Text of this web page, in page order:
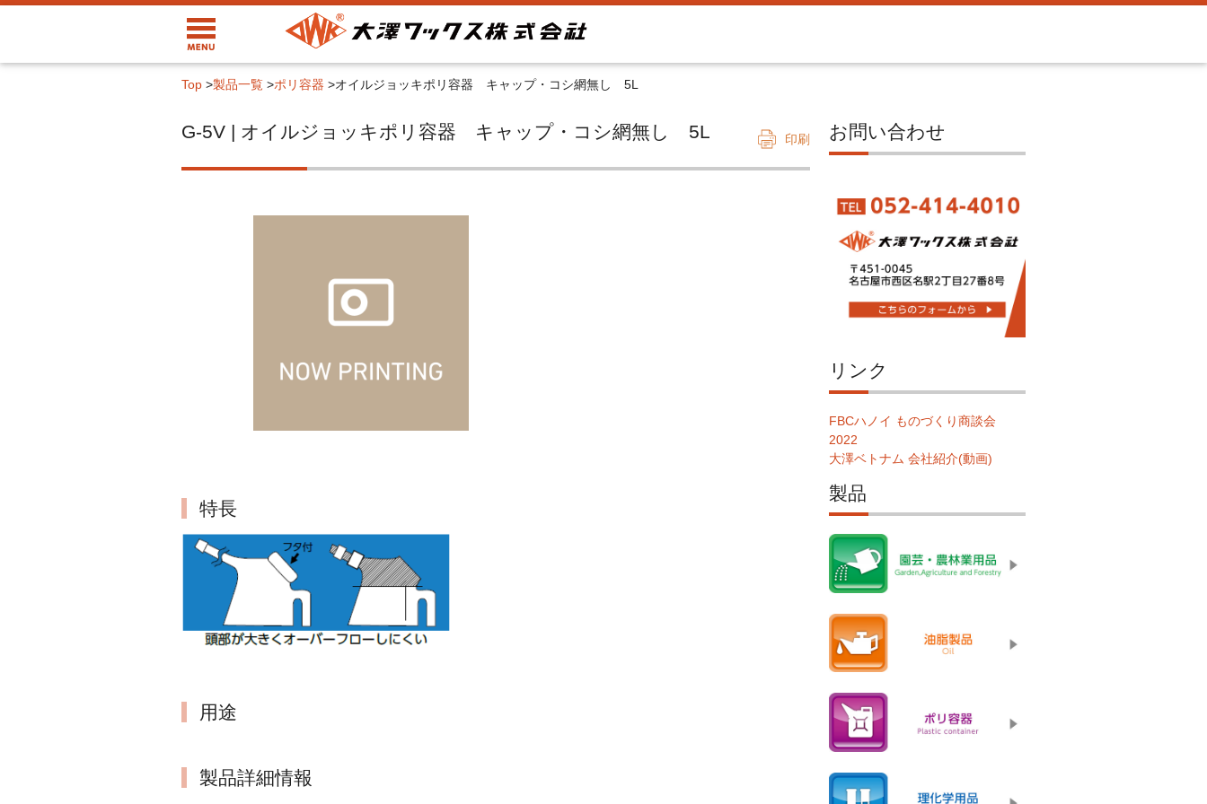
Top >製品一覧 >ポリ容器 >オイルジョッキポリ容器 キャップ・コシ網無し 5L
G-5V | オイルジョッキポリ容器 キャップ・コシ網無し 5L 印刷
特長
用途
製品詳細情報
お問い合わせ
リンク
FBCハノイ ものづくり商談会
2022
大澤ベトナム 会社紹介(動画)
製品